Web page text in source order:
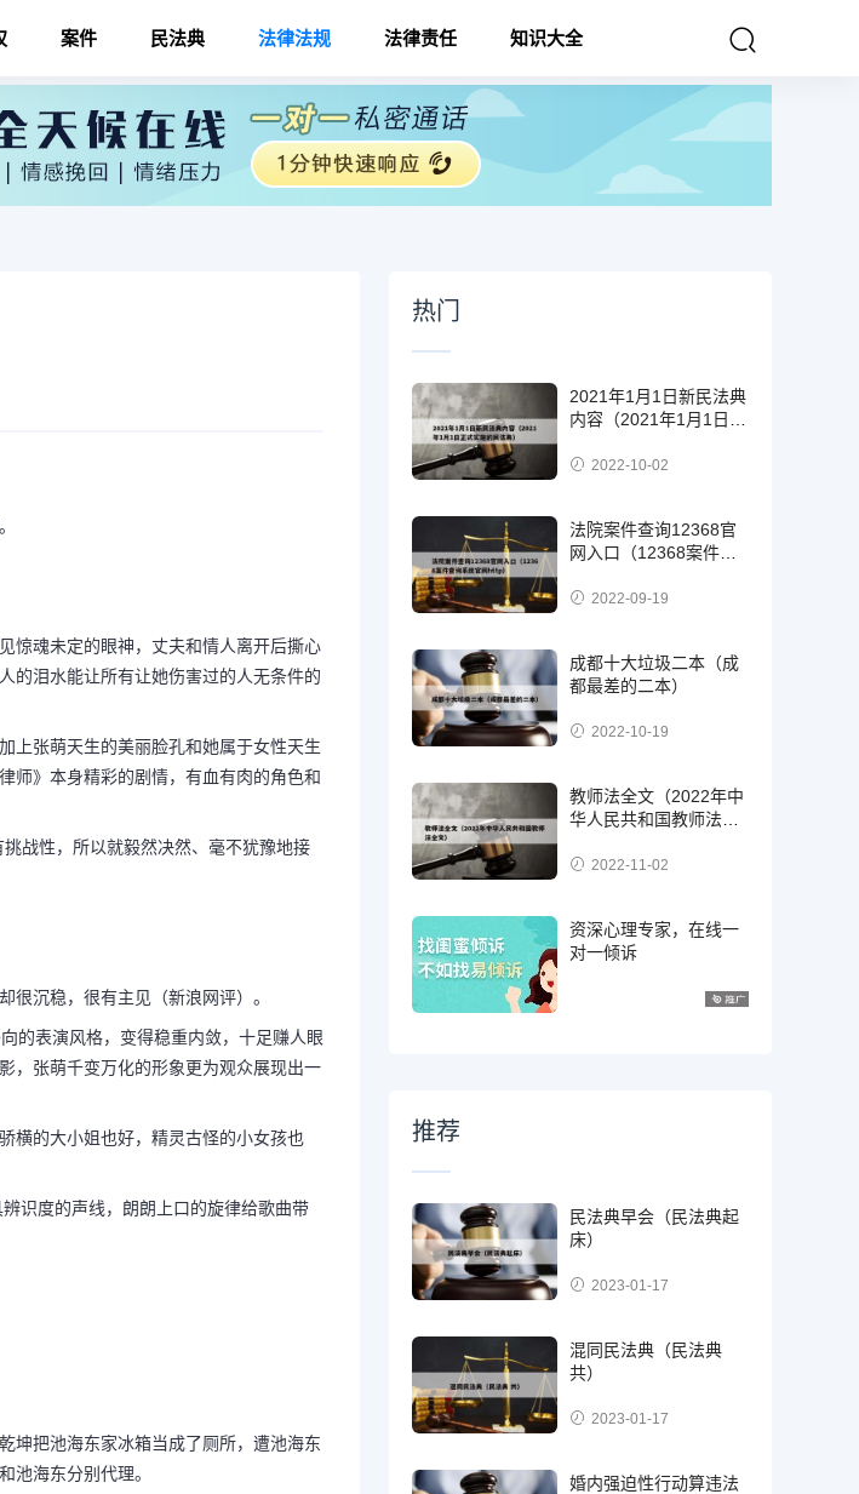
案件 民法典 法律法规 法律责任 知识大全
惊魂未定的眼神，丈夫和情人离开后撕心
的泪水能让所有让她伤害过的人无条件的
上张萌天生的美丽脸孔和她属于女性天生
师》本身精彩的剧情，有血有肉的角色和
战性，所以就毅然决然、毫不犹豫地接
很沉稳，很有主见（新浪网评）。
的表演风格，变得稳重内敛，十足赚人眼
，张萌千变万化的形象更为观众展现出一
横的大小姐也好，精灵古怪的小女孩也
识度的声线，朗朗上口的旋律给歌曲带
坤把池海东家冰箱当成了厕所，遭池海东
池海东分别代理。
热门
2021年1月1日新民法典
内容（2021年1月1日正
2022-10-02
法院案件查询12368官
网入口（12368案件查
2022-09-19
成都十大垃圾二本（成
都最差的二本）
2022-10-19
教师法全文（2022年中
华人民共和国教师法全
2022-11-02
资深心理专家，在线一
对一倾诉
推荐
民法典早会（民法典起
床）
2023-01-17
混同民法典（民法典
共）
2023-01-17
婚内强迫性行动算违法
还经
群害
恋男